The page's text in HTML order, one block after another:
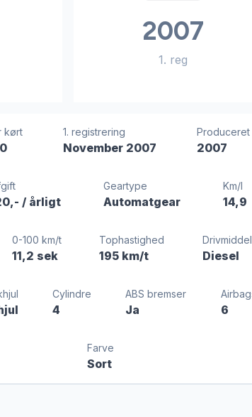
2007
1. reg
kørt 1. registrering
November 2007
Produceret
2007
/ årligt
Geartype
Automatgear
Km/l
14,9
0-100 km/t
11,2 sek
Tophastighed
195 km/t
Drivmiddel
Diesel
Cylindre
4
ABS bremser
Ja 6
Farve
Sort